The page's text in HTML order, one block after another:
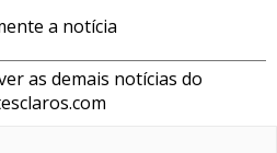
a notícia
as demais notícias do